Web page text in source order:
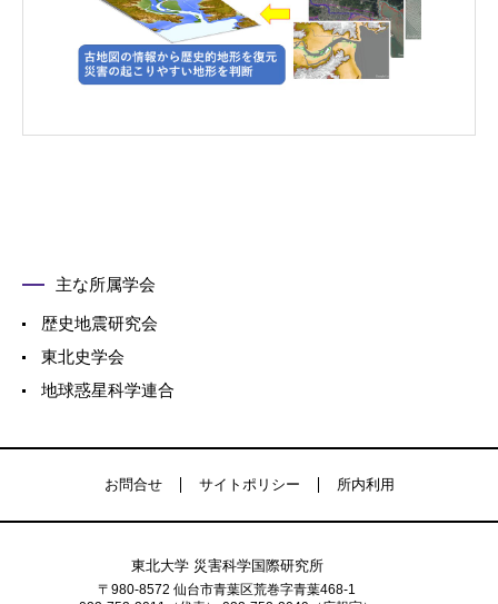
主な所属学会
歴史地震研究会
東北史学会
地球惑星科学連合
お問合せ サイトポリシー 所内利用
東北大学 災害科学国際研究所
〒980-8572 仙台市青葉区荒巻字青葉468-1